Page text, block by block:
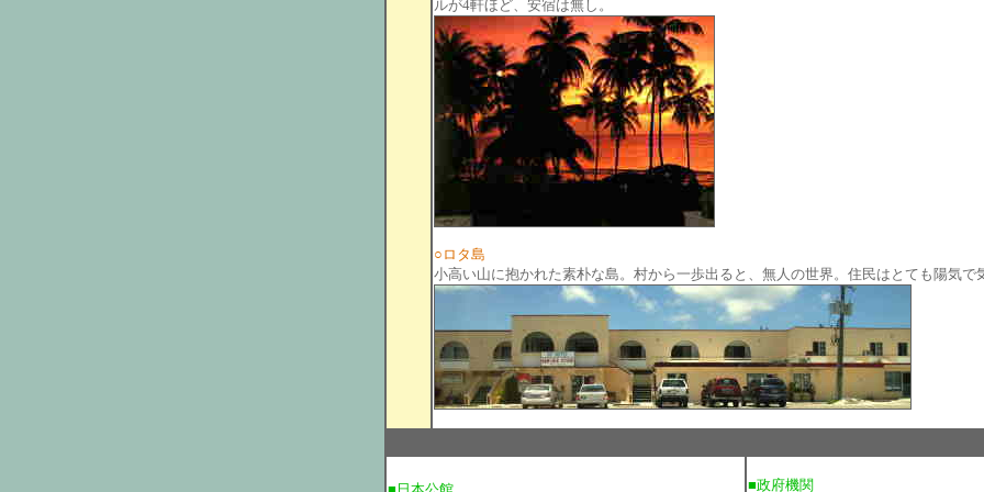
ルが4軒ほど、安宿は無し。
○ロタ島
小高い山に抱かれた素朴な島。村から一歩出ると、無人の世界。住民はとても陽気で
■政府機関